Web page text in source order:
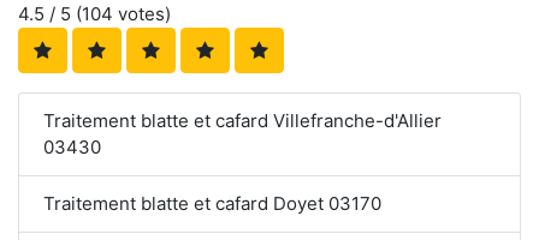
4.5 / 5 (104 votes)
Traitement blatte et cafard Villefranche-d'Allier
03430
Traitement blatte et cafard Doyet 03170